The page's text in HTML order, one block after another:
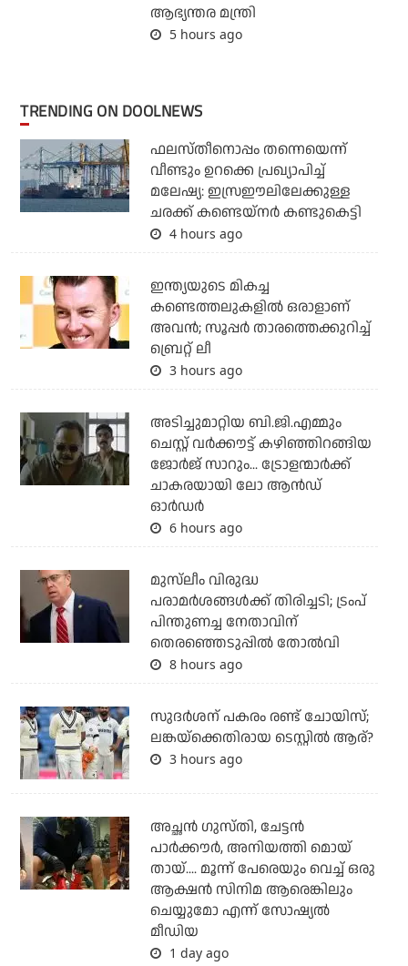
ആഭ്യന്തര മന്ത്രി
5 hours ago
TRENDING ON DOOLNEWS
ഫലസ്തീനൊപ്പം തന്നെയെന്ന്
വീണ്ടും ഉറക്കെ പ്രഖ്യാപിച്ച്
മലേഷ്യ: ഇസ്രഈലിലേക്കുള്ള
ചരക്ക് കണ്ടെയ്‌നര്‍ കണ്ടുകെട്ടി
4 hours ago
ഇന്ത്യയുടെ മികച്ച
കണ്ടെത്തലുകളില്‍ ഒരാളാണ്
അവന്‍; സൂപ്പര്‍ താരത്തെക്കുറിച്ച്
ബ്രെറ്റ് ലീ
3 hours ago
അടിച്ചുമാറ്റിയ ബി.ജി.എമ്മും
ചെസ്റ്റ് വര്‍ക്കൗട്ട് കഴിഞ്ഞിറങ്ങിയ
ജോര്‍ജ് സാറും... ട്രോളന്മാര്‍ക്ക്
ചാകരയായി ലോ ആന്‍ഡ്
ഓര്‍ഡര്‍
6 hours ago
മുസ്‌ലീം വിരുദ്ധ
പരാമര്‍ശങ്ങള്‍ക്ക് തിരിച്ചടി; ട്രംപ്
പിന്തുണച്ച നേതാവിന്
തെരഞ്ഞെടുപ്പില്‍ തോല്‍വി
8 hours ago
സുദര്‍ശന് പകരം രണ്ട് ചോയിസ്;
ലങ്കയ്‌ക്കെതിരായ ടെസ്റ്റില്‍ ആര്?
3 hours ago
അച്ഛന്‍ ഗുസ്തി, ചേട്ടന്‍
പാര്‍ക്കൗര്‍, അനിയത്തി മൊയ്
തായ്.... മൂന്ന് പേരെയും വെച്ച് ഒരു
ആക്ഷന്‍ സിനിമ ആരെങ്കിലും
ചെയ്യുമോ എന്ന് സോഷ്യല്‍
മീഡിയ
1 day ago